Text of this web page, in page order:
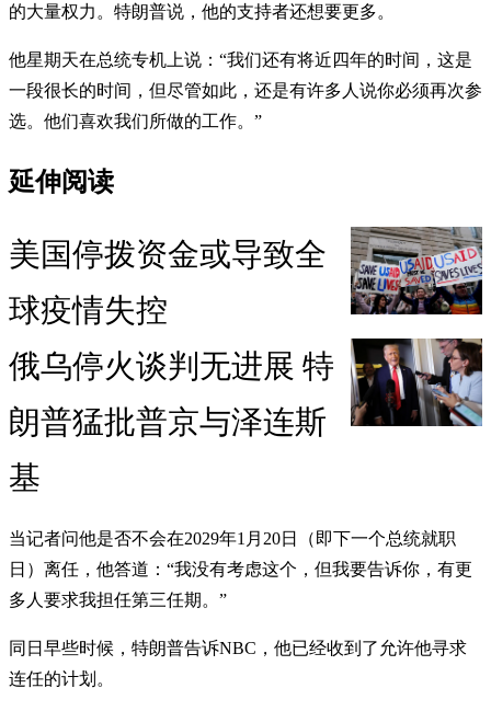
的大量权力。特朗普说，他的支持者还想要更多。
他星期天在总统专机上说：“我们还有将近四年的时间，这是
一段很长的时间，但尽管如此，还是有许多人说你必须再次参
选。他们喜欢我们所做的工作。”
延伸阅读
美国停拨资金或导致全
球疫情失控
俄乌停火谈判无进展 特
朗普猛批普京与泽连斯
基
当记者问他是否不会在2029年1月20日（即下一个总统就职
日）离任，他答道：“我没有考虑这个，但我要告诉你，有更
多人要求我担任第三任期。”
同日早些时候，特朗普告诉NBC，他已经收到了允许他寻求
连任的计划。